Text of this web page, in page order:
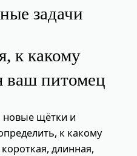
задачи
к какому
ваш питомец
новые щётки и
к какому
длинная,